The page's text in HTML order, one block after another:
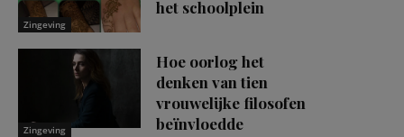
Zingeving
het schoolplein
Zingeving
Hoe oorlog het
denken van tien
vrouwelijke filosofen
beïnvloedde